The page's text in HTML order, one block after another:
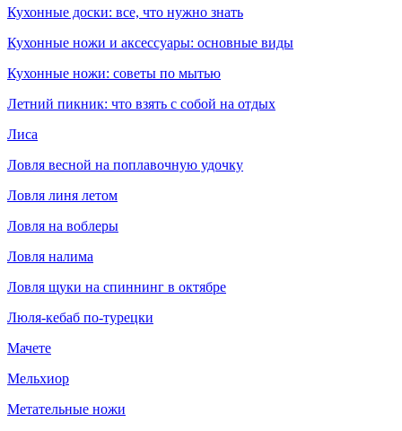
Кухонные доски: все, что нужно знать
Кухонные ножи и аксессуары: основные виды
Кухонные ножи: советы по мытью
Летний пикник: что взять с собой на отдых
Лиса
Ловля весной на поплавочную удочку
Ловля линя летом
Ловля на воблеры
Ловля налима
Ловля щуки на спиннинг в октябре
Люля-кебаб по-турецки
Мачете
Мельхиор
Метательные ножи